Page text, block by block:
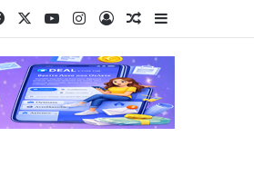
FacebookYouTubeInstagram
Log InRandom Article
Sidebar